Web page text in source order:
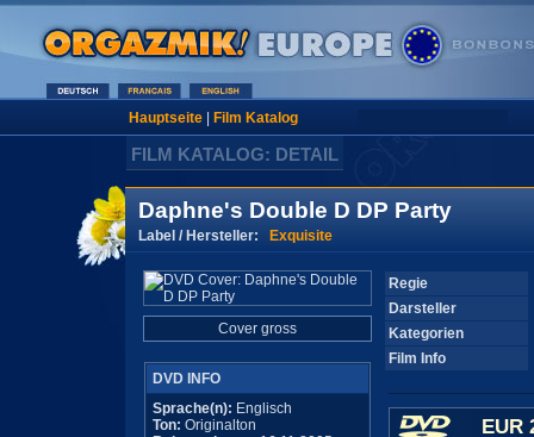
Hauptseite| Film Katalog
FILM KATALOG: DETAIL
Daphne's Double D DP Party
Label / Hersteller: Exquisite
Cover gross
DVD INFO
Sprache(n): Englisch
Ton: Originalton
Regie
Darsteller
Kategorien
Film Info
EUR